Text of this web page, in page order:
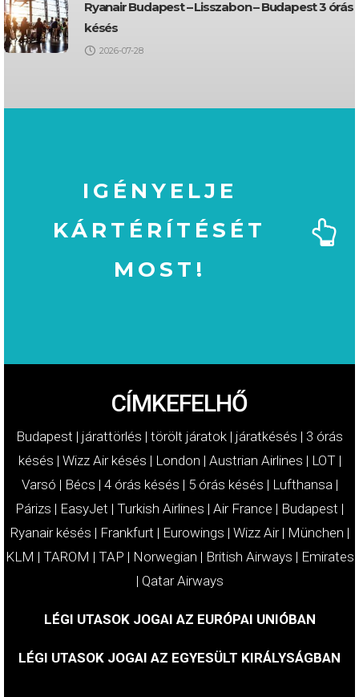
Ryanair Budapest – Lisszabon – Budapest 3 órás
késés
2026-07-28
IGÉNYELJE
KÁRTÉRÍTÉSÉT
MOST!
CÍMKEFELHŐ
Budapest | járattörlés | törölt járatok | járatkésés | 3 órás
késés | Wizz Air késés | London | Austrian Airlines | LOT|
Varsó | Bécs | 4 órás késés | 5 órás késés | Lufthansa |
Párizs | EasyJet | Turkish Airlines | Air France | Budapest |
Ryanair késés | Frankfurt | Eurowings | Wizz Air| München |
KLM | TAROM | TAP | Norwegian | British Airways | Emirates
| Qatar Airways
LÉGI UTASOK JOGAI AZ EURÓPAI UNIÓBAN
LÉGI UTASOK JOGAI AZ EGYESÜLT KIRÁLYSÁGBAN